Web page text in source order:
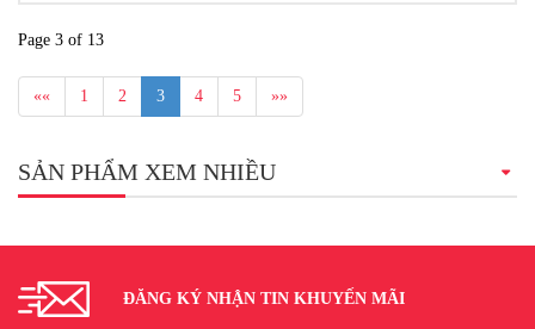
Page 3 of 13
«« 1 2 3 4 5 »»
SẢN PHẨM XEM NHIỀU
ĐĂNG KÝ NHẬN TIN KHUYẾN MÃI